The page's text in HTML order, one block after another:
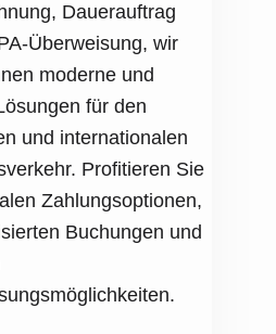
Dauerauftrag
Überweisung, wir
moderne und
für den
und internationalen
Profitieren Sie
Zahlungsoptionen,
Buchungen und